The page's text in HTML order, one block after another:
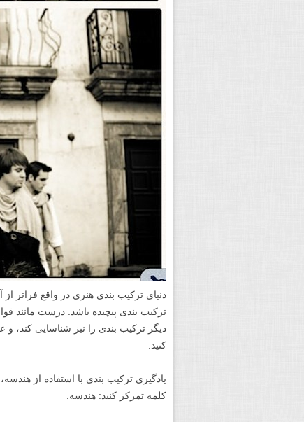
دنیای ترکیب بندی هنری در واقع فراتر
ترکیب بندی پیچیده باشد. درست مانند
دیگر ترکیب بندی را نیز شناسایی کند،
کنید.
یادگیری ترکیب بندی با استفاده از
کلمه تمرکز کنید: هندسه.